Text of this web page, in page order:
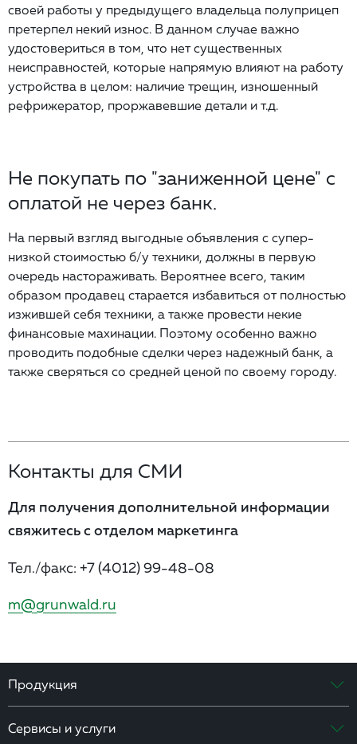
своей работы у предыдущего владельца полуприцеп
претерпел некий износ. В данном случае важно
удостовериться в том, что нет существенных
неисправностей, которые напрямую влияют на работу
устройства в целом: наличие трещин, изношенный
рефрижератор, проржавевшие детали и т.д.
Не покупать по "заниженной цене" с
оплатой не через банк.
На первый взгляд выгодные объявления с супер-
низкой стоимостью б/у техники, должны в первую
очередь настораживать. Вероятнее всего, таким
образом продавец старается избавиться от полностью
изжившей себя техники, а также провести некие
финансовые махинации. Поэтому особенно важно
проводить подобные сделки через надежный банк, а
также сверяться со средней ценой по своему городу.
Контакты для СМИ
Для получения дополнительной информации
свяжитесь с отделом маркетинга
Тел./факс: +7 (4012) 99-48-08
m@grunwald.ru
Продукция
Сервисы и услуги